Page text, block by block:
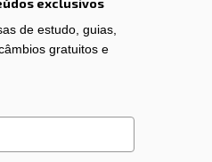
exclusivos
de estudo, guias,
gratuitos e